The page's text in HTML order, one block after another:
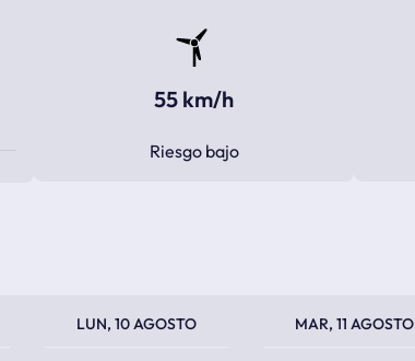
55 km/h
Riesgo bajo
LUN, 10 AGOSTO MAR, 11 AGOSTO